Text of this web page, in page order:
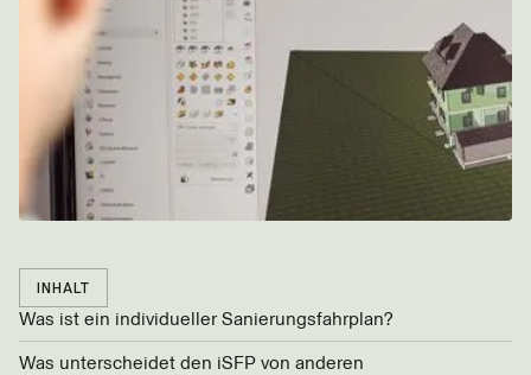
INHALT
Was ist ein individueller Sanierungsfahrplan?
Was unterscheidet den iSFP von anderen